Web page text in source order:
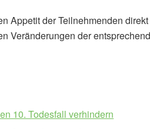
Appetit der Teilnehmenden
Veränderungen der
10. Todesfall verhindern